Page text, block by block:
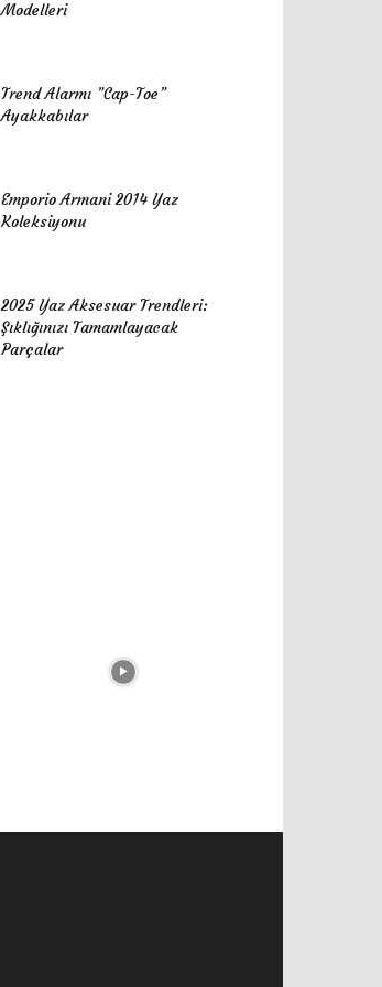
Modelleri
Trend Alarmı ”Cap-Toe”
Ayakkabılar
Emporio Armani 2014 Yaz
Koleksiyonu
2025 Yaz Aksesuar Trendleri:
Şıklığınızı Tamamlayacak
Parçalar